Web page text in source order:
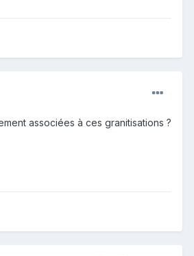
associées à ces granitisations ?